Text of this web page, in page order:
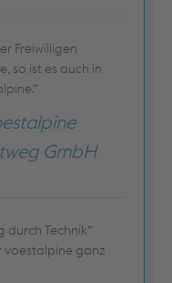
Freiwilligen
so ist es auch in
GmbH
durch Technik“
voestalpine ganz